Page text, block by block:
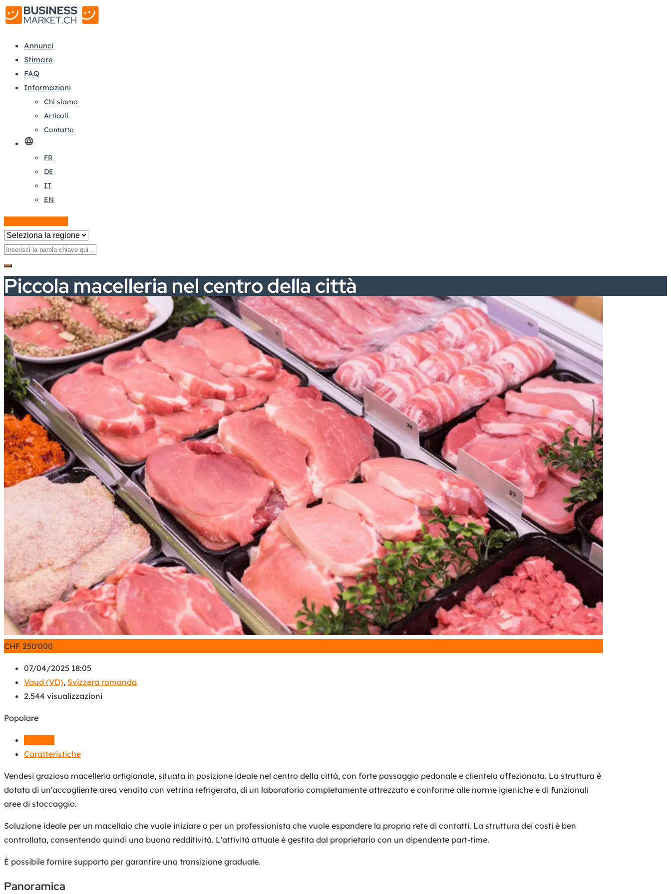
Annunci
Stimare
FAQ
Informazioni
Chi siamo
Articoli
Contatto
FR
DE
IT
EN
Piccola macelleria nel centro della città
CHF 250'000
07/04/2025 18:05
Vaud (VD), Svizzera romanda
2.544 visualizzazioni
Popolare
Caratteristiche
Vendesi graziosa macelleria artigianale, situata in posizione ideale nel centro della città, con forte passaggio pedonale e clientela affezionata. La struttura è
dotata di un'accogliente area vendita con vetrina refrigerata, di un laboratorio completamente attrezzato e conforme alle norme igieniche e di funzionali
aree di stoccaggio.
Soluzione ideale per un macellaio che vuole iniziare o per un professionista che vuole espandere la propria rete di contatti. La struttura dei costi è ben
controllata, consentendo quindi una buona redditività. L'attività attuale è gestita dal proprietario con un dipendente part-time.
È possibile fornire supporto per garantire una transizione graduale.
Panoramica